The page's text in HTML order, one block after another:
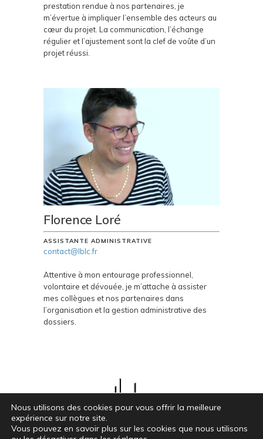
prestation rendue à nos partenaires, je
m’évertue à impliquer l’ensemble des acteurs au
cœur du projet. La communication, l’échange
régulier et l’ajustement sont la clef de voûte d’un
projet réussi.
Florence Loré
ASSISTANTE ADMINISTRATIVE
contact@lblc.fr
Attentive à mon entourage professionnel,
volontaire et dévouée, je m’attache à assister
mes collègues et nos partenaires dans
l’organisation et la gestion administrative des
dossiers.
LBLC INGÉNIERIE & CHANTIERS – 12 Bd François Blancho – 44200 Nantes ///
Nous utilisons des cookies pour vous offrir la meilleure
expérience sur notre site.
Vous pouvez en savoir plus sur les cookies que nous utilisons